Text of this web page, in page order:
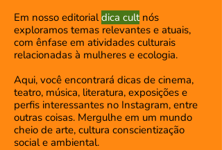
Em nosso editorialdica cultnós
exploramos temas relevantes e atuais,
com ênfase em atividades culturais
relacionadas à mulheres e ecologia.
Aqui, você encontrará dicas de cinema,
teatro, música, literatura, exposições e
perfis interessantes no Instagram, entre
outras coisas. Mergulhe em um mundo
cheio de arte, cultura conscientização
social e ambiental.